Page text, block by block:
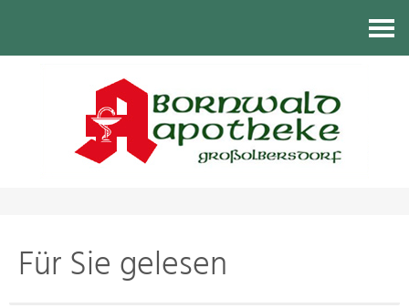
Für Sie gelesen